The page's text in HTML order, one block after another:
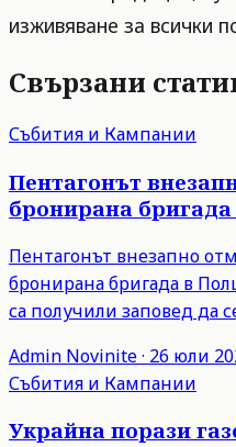
изживяване за всички
Свързани
Събития и Кампании
Пентагонът
бронирана
Пентагонът внезапно
бронирана бригада в
са получили заповед да
Admin Novinite· 26 юли
Събития и Кампании
Украйна порази